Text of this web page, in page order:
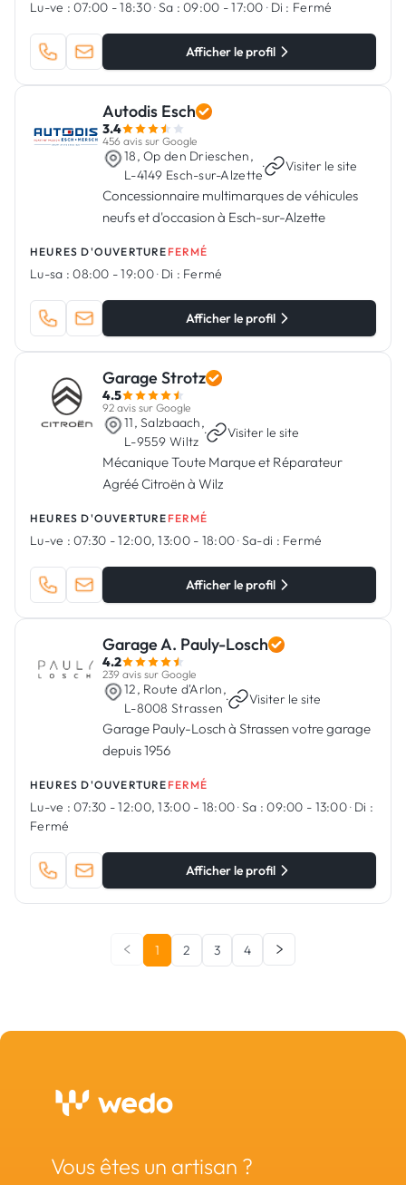
Lu-ve : 07:00 - 18:30·Sa : 09:00 - 17:00· Di : Fermé
Afficher le profil
Autodis Esch
3.4
456 avis sur Google
18, Op den Drieschen,
L-4149 Esch-sur-Alzette
· Visiter le site
Concessionnaire multimarques de véhicules
neufs et d'occasion à Esch-sur-Alzette
HEURES D'OUVERTURE FERMÉ
Lu-sa : 08:00 - 19:00· Di : Fermé
Afficher le profil
Garage Strotz
4.5
92 avis sur Google
11, Salzbaach,
L-9559 Wiltz
· Visiter le site
Mécanique Toute Marque et Réparateur
Agréé Citroën à Wilz
HEURES D'OUVERTURE FERMÉ
Lu-ve : 07:30 - 12:00, 13:00 - 18:00·Sa-di : Fermé
Afficher le profil
Garage A. Pauly-Losch
4.2
239 avis sur Google
12, Route d'Arlon,
L-8008 Strassen
· Visiter le site
Garage Pauly-Losch à Strassen votre garage
depuis 1956
HEURES D'OUVERTURE FERMÉ
Lu-ve : 07:30 - 12:00, 13:00 - 18:00·Sa : 09:00 - 13:00· Di :
Fermé
Afficher le profil
1 2 3 4
Vous êtes un artisan ?